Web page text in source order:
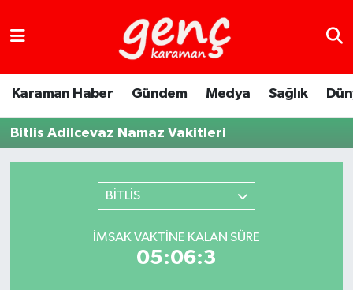
Karaman Haber Gündem Medya Sağlık
Bitlis Adilcevaz Namaz Vakitleri
BİTLİS
İMSAK VAKTINE KALAN SÜRE
05:06:3